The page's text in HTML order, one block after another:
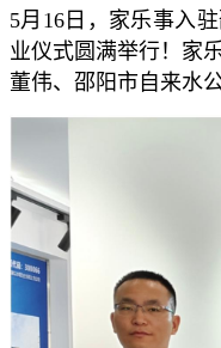
5月16日，家乐事入
业仪式圆满举行！家
董伟、邵阳市自来水